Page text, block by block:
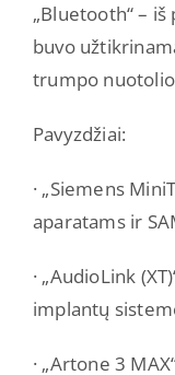
„Bluetooth“ –
buvo
trumpo
Pavyzdžiai:
· „Siemens
aparatams ir
· „AudioLink
implantų
· „Artone 3